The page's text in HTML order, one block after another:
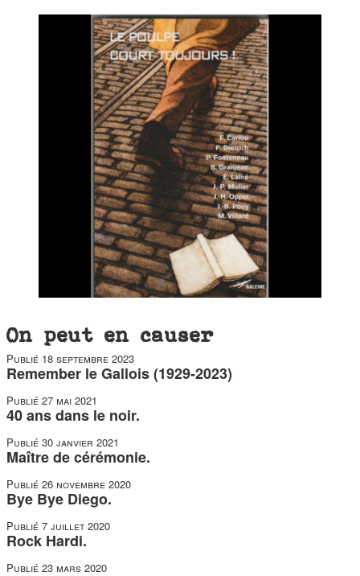
On peut en causer
Publié 18 septembre 2023
Remember le Gallois (1929-2023)
Publié 27 mai 2021
40 ans dans le noir.
Publié 30 janvier 2021
Maître de cérémonie.
Publié 26 novembre 2020
Bye Bye Diego.
Publié 7 juillet 2020
Rock Hardi.
Publié 23 mars 2020